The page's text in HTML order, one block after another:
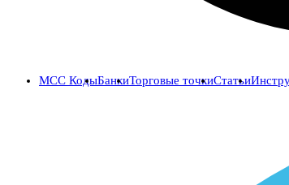
MCC КодыБанкиТорговые точкиСтатьи